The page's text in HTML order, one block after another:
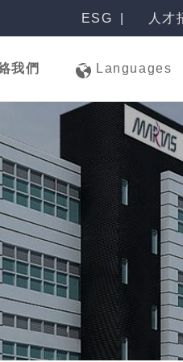
ESG 人才
我們 Languages